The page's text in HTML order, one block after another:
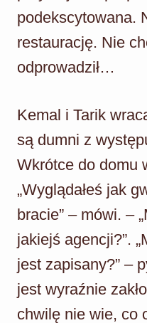
podekscytowana.
restaurację. Nie
odprowadził…
Kemal i Tarik
są dumni z
Wkrótce do domu
„Wyglądałeś jak
bracie” – mówi. –
jakiejś agencji?”.
jest zapisany?” –
jest wyraźnie
chwilę nie wie, co